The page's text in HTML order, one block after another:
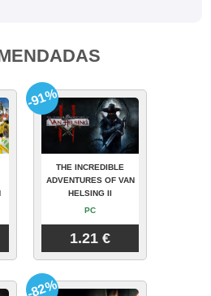
THE INCREDIBLE
ADVENTURES OF VAN
HELSING II
PC
1.21 €
-91%
-82%